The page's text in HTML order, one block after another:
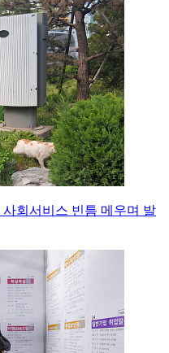
회서비스 빈틈 메우며 발